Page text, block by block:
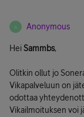
A Anonymous
HeiSammbs,
Olitkin ollut jo
Vikapalveluun on
odottaa
Vikailmoituksen voi